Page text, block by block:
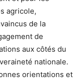
agricole,
de la
de
aux côtés du
nationale.
orientations et